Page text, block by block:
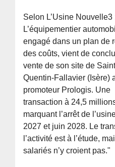
Selon L’Usine Nouvelle3
L’équipementier
engagé dans un plan de
des coûts, vient de
vente de son site de
Quentin-Fallavier (Isère)
promoteur Prologis. Une
transaction à 24,5
marquant l’arrêt de
2027 et juin 2028. Le
l’activité est à l’étude,
salariés n’y croient pas."